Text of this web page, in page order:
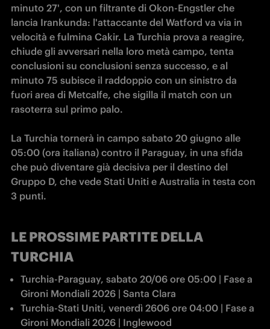
minuto 27', con un filtrante di Okon-Engstler che
lancia Irankunda: l'attaccante del Watford va via in
velocità e fulmina Cakir. La Turchia prova a reagire,
chiude gli avversari nella loro metà campo, tenta
conclusioni su conclusioni senza successo, e al
minuto 75 subisce il raddoppio con un sinistro da
fuori area di Metcalfe, che sigilla il match con un
rasoterra sul primo palo.
La Turchia tornerà in campo sabato 20 giugno alle
05:00 (ora italiana) contro il Paraguay, in una sfida
che può diventare già decisiva per il destino del
Gruppo D, che vede Stati Uniti e Australia in testa con
3 punti.
LE PROSSIME PARTITE DELLA
TURCHIA
Turchia-Paraguay, sabato 20/06 ore 05:00 | Fase a
Gironi Mondiali 2026 | Santa Clara
Turchia-Stati Uniti, venerdì 2606 ore 04:00 | Fase a
Gironi Mondiali 2026 | Inglewood